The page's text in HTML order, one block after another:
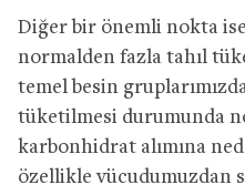
Diğer bir önemli nokta
normalden fazla tahıl
temel besin
tüketilmesi durumunda
karbonhidrat alımına
özellikle vücudumuzdan